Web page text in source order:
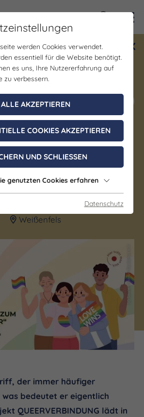
Date mit Saale-
vom 1.7. - 18.12.
Jetzt mitmachen
Bildung/Vorträge/Diskussionen |
Brauchtum/Kultur
zum Thema
„Queer“
2026, 16:30 - 17:30 Uhr
Weißenfels
(c) Saale-Unstrut-Tourismus e.V.
der immer häufiger
was bedeutet er eigentlich
QUEERVERBINDUNG lädt in
werden Cookies verwendet.
essentiell für die Website benötigt.
es uns, Ihre Nutzererfahrung auf
zu verbessern.
ALLE AKZEPTIEREN
COOKIES AKZEPTIEREN
UND SCHLIESSEN
genutzten Cookies erfahren
Datenschutz